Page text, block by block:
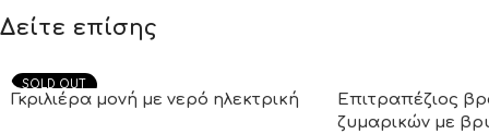
Δείτε επίσης
SOLD OUT
Γκριλιέρα μονή με νερό ηλεκτρική
Επιτραπέζιος
ζυμαρικών με